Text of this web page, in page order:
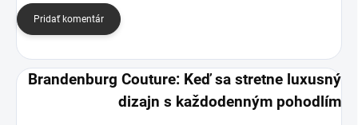
Pridať komentár
Brandenburg Couture: Keď sa stretne luxusný
dizajn s každodenným pohodlím